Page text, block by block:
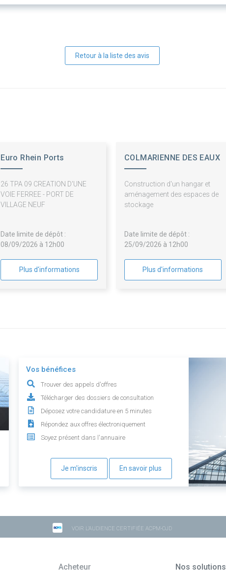
Retour à la liste des avis
Euro Rhein Ports
26 TPA 09 CREATION D'UNE
VOIE FERREE - PORT DE
VILLAGE NEUF
Date limite de dépôt :
08/09/2026 à 12h00
Plus d'informations
COLMARIENNE DES EAUX
Construction d'un hangar et
aménagement des espaces de
stockage
Date limite de dépôt :
25/09/2026 à 12h00
Plus d'informations
Vos bénéfices
Trouver des appels d'offres
Télécharger des dossiers de consultation
Déposez votre candidature en 5 minutes
Répondez aux offres électroniquement
Soyez présent dans l'annuaire
Je m'inscris En savoir plus
VOIR L'AUDIENCE CERTIFIÉE ACPM-OJD
Acheteur Nos solutions